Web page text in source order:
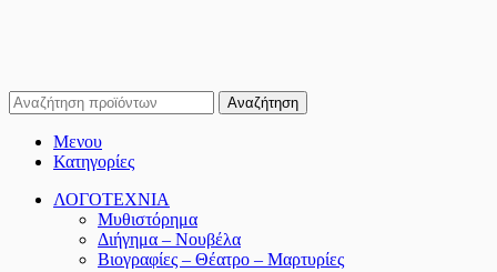
Αναζήτηση
Μενου
Κατηγορίες
ΛΟΓΟΤΕΧΝΙΑ
Μυθιστόρημα
Διήγημα – Νουβέλα
Βιογραφίες – Θέατρο – Μαρτυρίες